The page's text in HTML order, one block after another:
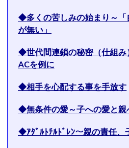
◆多くの苦しみの始まり～「
が無い」
◆世代間連鎖の秘密（仕組
ACを例に
◆相手を心配する事を手放す
◆無条件の愛～子への愛と親
◆ｱﾀﾞﾙﾄﾁﾙﾄﾞﾚﾝ～親の責任、